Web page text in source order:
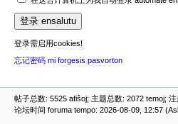
登录需启用cookies!
忘记密码 mi forgesis pasvorton
帖子总数: 5525 afiŝoj; 主题总数: 2072 temoj;
论坛时间 foruma tempo: 2026-08-09, 12:57